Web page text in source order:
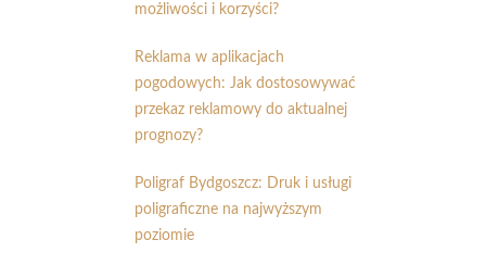
możliwości i korzyści?
Reklama w aplikacjach
pogodowych: Jak dostosowywać
przekaz reklamowy do aktualnej
prognozy?
Poligraf Bydgoszcz: Druk i usługi
poligraficzne na najwyższym
poziomie